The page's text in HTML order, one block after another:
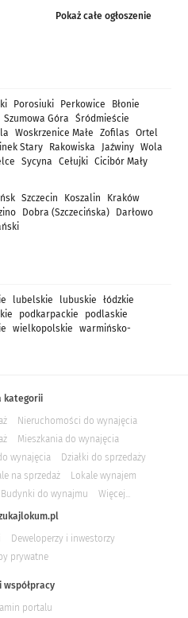
Pokaż całe ogłoszenie
Porosiuki Perkowice
Błonie
Szumowa Góra
Śródmieście
Woskrzenice Małe Zofilas
Ortel
Stary Rakowiska Jaźwiny Wola
Sycyna Cełujki Cicibór Mały
Szczecin Koszalin
Kraków
Dobra (Szczecińska)
Darłowo
lubelskie lubuskie
łódzkie
podkarpackie
podlaskie
wielkopolskie
warmińsko-
kategorii
Nieruchomości do wynajęcia
Mieszkania do wynajęcia
wynajęcia
Działki do sprzedaży
na sprzedaż
Lokale wynajem
Budynki do wynajmu
Więcej...
Deweloperzy i inwestorzy
prywatne
współpracy
portalu